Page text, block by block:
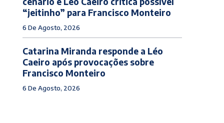
“jeitinho” para Francisco Monteiro
6 De Agosto, 2026
Catarina Miranda responde a Léo
Caeiro após provocações sobre
Francisco Monteiro
6 De Agosto, 2026